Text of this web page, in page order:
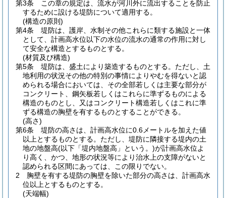
第3条
この章の規定は、流水が河川外に流出することを防止
するために設ける堤防について適用する。
(構造の原則)
第4条
堤防は、護岸、水制その他これらに類する施設と一体
として、計画高水位以下の水位の流水の通常の作用に対し
て安全な構造とするものとする。
(材質及び構造)
第5条
堤防は、盛土により築造するものとする。 ただし、土
地利用の状況その他の特別の事情によりやむを得ないと認
められる場合においては、その全部若しくは主要な部分が
コンクリート、鋼矢板若しくはこれらに準ずるものによる
構造のものとし、又はコンクリート構造若しくはこれに準
ずる構造の胸壁を有するものとすることができる。
(高さ)
第6条
堤防の高さは、計画高水位に0.6メートルを加えた値
以上とするものとする。 ただし、堤防に隣接する堤内の土
地の地盤高(以下「堤内地盤高」という。)が計画高水位よ
り高く、かつ、地形の状況等により治水上の支障がないと
認められる区間にあっては、この限りでない。
2
胸壁を有する堤防の胸壁を除いた部分の高さは、計画高水
位以上とするものとする。
(天端幅)